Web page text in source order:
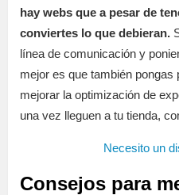
hay webs que a pesar de
conviertes lo que debieran.
línea de comunicación y
mejor es que también pongas
mejorar la optimización de
una vez lleguen a tu tienda,
Necesito un
Consejos para